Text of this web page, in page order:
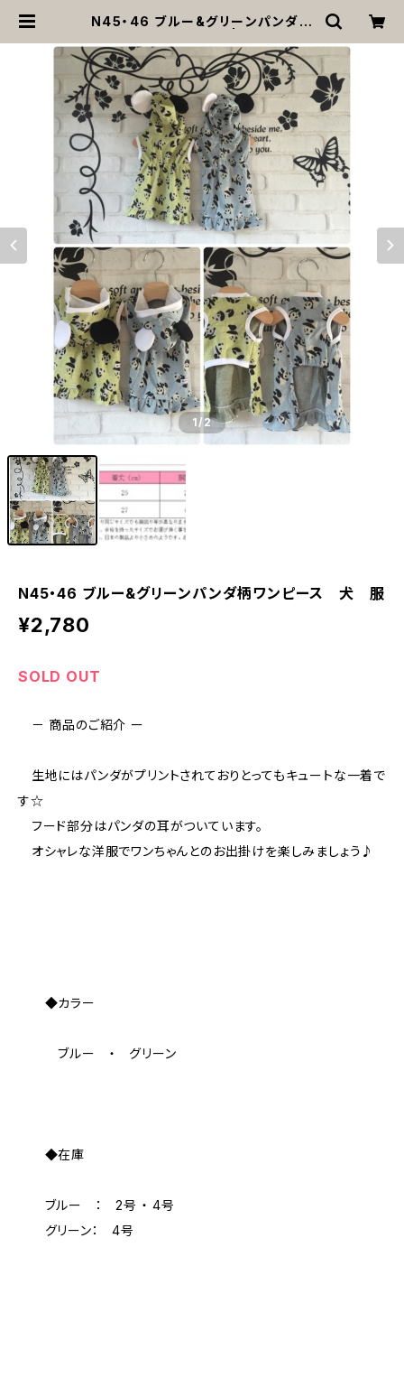
N45・46 ブルー&グリーンパンダ柄
1/2
N45・46 ブルー&グリーンパンダ柄ワンピース 犬 服
¥2,780
SOLD OUT
－ 商品のご紹介 ー
生地にはパンダがプリントされておりとってもキュートな一着で
す☆
フード部分はパンダの耳がついています。
オシャレな洋服でワンちゃんとのお出掛けを楽しみましょう♪
◆カラー
ブルー ・ グリーン
◆在庫
ブルー ： 2号 ・ 4号
グリーン： 4号